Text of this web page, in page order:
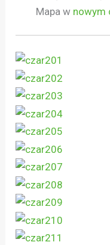
Mapa w nowym